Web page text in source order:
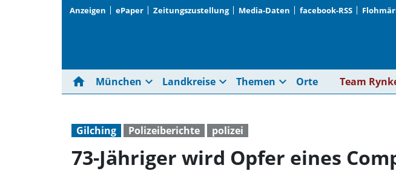
Anzeigen ePaper Zeitungszustellung Media-Daten facebook-RSS
73-
home München expand_more Landkreise expand_more Themen expand_more Orte Team
Gilching Polizeiberichte polizei
73-Jähriger wird Opfer eines